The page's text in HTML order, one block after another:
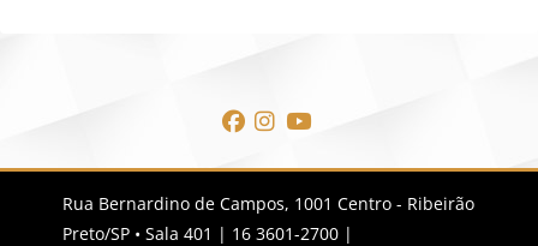
Blocos
Blocos
Blocos
Blocos
Rua Bernardino de Campos, 1001 Centro - Ribeirão
Preto/SP • Sala 401 | 16 3601-2700 |